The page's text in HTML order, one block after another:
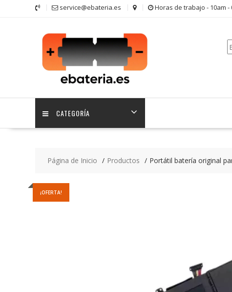
service@ebateria.es Horas de trabajo - 10am -
CATEGORÍA
Página de Inicio Productos Portátil batería original
¡OFERTA!